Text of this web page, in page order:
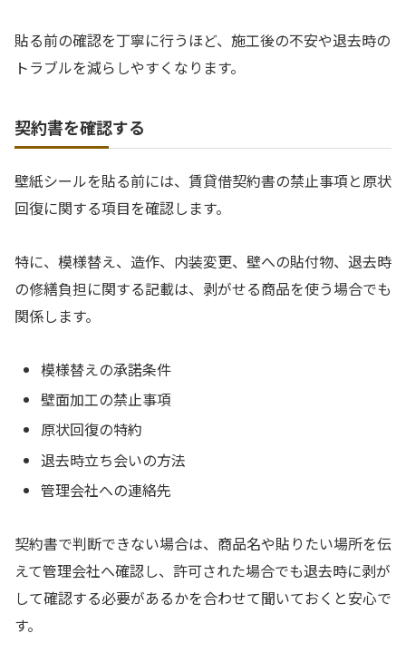
貼る前の確認を丁寧に行うほど、施工後の不安や退去時の
トラブルを減らしやすくなります。
契約書を確認する
壁紙シールを貼る前には、賃貸借契約書の禁止事項と原状
回復に関する項目を確認します。
特に、模様替え、造作、内装変更、壁への貼付物、退去時
の修繕負担に関する記載は、剥がせる商品を使う場合でも
関係します。
模様替えの承諾条件
壁面加工の禁止事項
原状回復の特約
退去時立ち会いの方法
管理会社への連絡先
契約書で判断できない場合は、商品名や貼りたい場所を伝
えて管理会社へ確認し、許可された場合でも退去時に剥が
して確認する必要があるかを合わせて聞いておくと安心で
す。